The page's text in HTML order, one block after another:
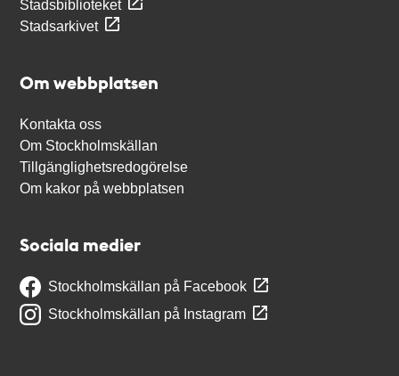
Stadsbiblioteket
Stadsarkivet
Om webbplatsen
Kontakta oss
Om Stockholmskällan
Tillgänglighetsredogörelse
Om kakor på webbplatsen
Sociala medier
Stockholmskällan på Facebook
Stockholmskällan på Instagram